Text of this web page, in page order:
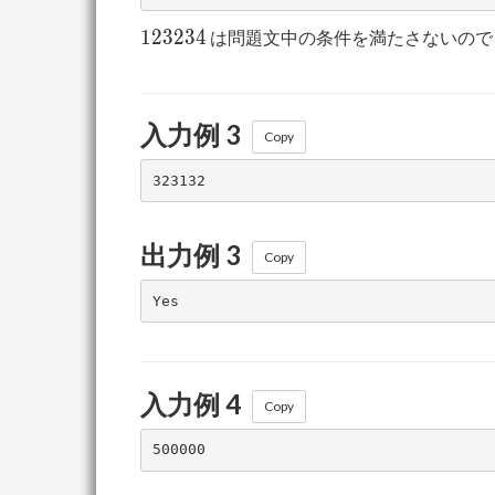
123234
123234 は問題文中の条件を満たさないので
入力例 3 Copy
出力例 3 Copy
入力例 4 Copy